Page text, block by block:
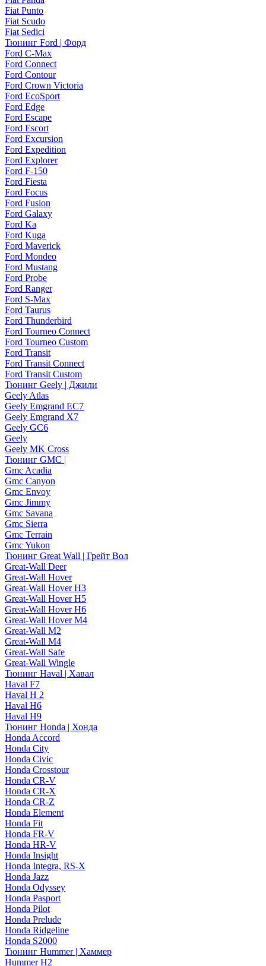
Fiat Punto
Fiat Scudo
Fiat Sedici
Тюнинг Ford | Форд
Ford C-Max
Ford Connect
Ford Contour
Ford Crown Victoria
Ford EcoSport
Ford Edge
Ford Escape
Ford Escort
Ford Excursion
Ford Expedition
Ford Explorer
Ford F-150
Ford Fiesta
Ford Focus
Ford Fusion
Ford Galaxy
Ford Ka
Ford Kuga
Ford Maverick
Ford Mondeo
Ford Mustang
Ford Probe
Ford Ranger
Ford S-Max
Ford Taurus
Ford Thunderbird
Ford Tourneo Connect
Ford Tourneo Custom
Ford Transit
Ford Transit Connect
Ford Transit Custom
Тюнинг Geely | Джили
Geely Atlas
Geely Emgrand EC7
Geely Emgrand X7
Geely GC6
Geely
Geely MK Cross
Тюнинг GMC |
Gmc Acadia
Gmc Canyon
Gmc Envoy
Gmc Jimmy
Gmc Savana
Gmc Sierra
Gmc Terrain
Gmc Yukon
Тюнинг Great Wall | Грейт Вол
Great-Wall Deer
Great-Wall Hover
Great-Wall Hover H3
Great-Wall Hover H5
Great-Wall Hover H6
Great-Wall Hover M4
Great-Wall M2
Great-Wall M4
Great-Wall Safe
Great-Wall Wingle
Тюнинг Haval | Хавал
Haval F7
Haval H 2
Haval H6
Haval H9
Тюнинг Honda | Хонда
Honda Accord
Honda City
Honda Civic
Honda Crosstour
Honda CR-V
Honda CR-X
Honda CR-Z
Honda Element
Honda Fit
Honda FR-V
Honda HR-V
Honda Insight
Honda Integra, RS-X
Honda Jazz
Honda Odyssey
Honda Pasport
Honda Pilot
Honda Prelude
Honda Ridgeline
Honda S2000
Тюнинг Hummer | Хаммер
Hummer H2